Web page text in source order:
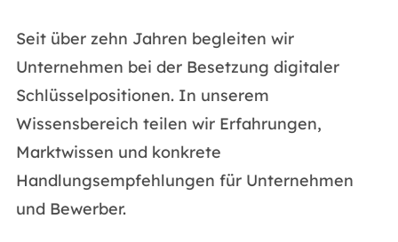
Seit über zehn Jahren begleiten wir
Unternehmen bei der Besetzung digitaler
Schlüsselpositionen. In unserem
Wissensbereich teilen wir Erfahrungen,
Marktwissen und konkrete
Handlungsempfehlungen für Unternehmen
und Bewerber.